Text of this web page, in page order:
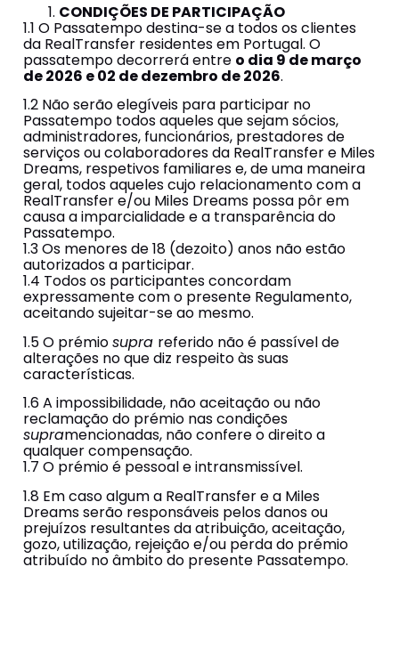
CONDIÇÕES DE PARTICIPAÇÃO
1.1 O Passatempo destina-se a todos os clientes
da RealTransfer residentes em Portugal. O
passatempo decorrerá entre o dia 9 de março
de 2026 e 02 de dezembro de 2026.
1.2 Não serão elegíveis para participar no
Passatempo todos aqueles que sejam sócios,
administradores, funcionários, prestadores de
serviços ou colaboradores da RealTransfer e Miles
Dreams, respetivos familiares e, de uma maneira
geral, todos aqueles cujo relacionamento com a
RealTransfer e/ou Miles Dreams possa pôr em
causa a imparcialidade e a transparência do
Passatempo.
1.3 Os menores de 18 (dezoito) anos não estão
autorizados a participar.
1.4 Todos os participantes concordam
expressamente com o presente Regulamento,
aceitando sujeitar-se ao mesmo.
1.5 O prémiosupra referido não é passível de
alterações no que diz respeito às suas
características.
1.6 A impossibilidade, não aceitação ou não
reclamação do prémio nas condições
supramencionadas, não confere o direito a
qualquer compensação.
1.7 O prémio é pessoal e intransmissível.
1.8 Em caso algum a RealTransfer e a Miles
Dreams serão responsáveis pelos danos ou
prejuízos resultantes da atribuição, aceitação,
gozo, utilização, rejeição e/ou perda do prémio
atribuído no âmbito do presente Passatempo.